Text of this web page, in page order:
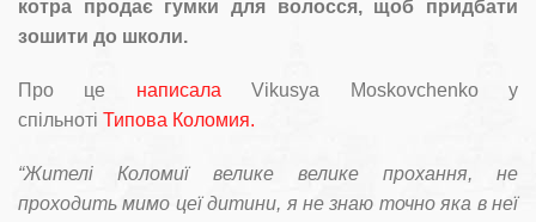
котра продає гумки для волосся, щоб придбати
зошити до школи.
Про це написала Vikusya Moskovchenko у
спільноті Типова Коломия.
“Жителі Коломиї велике велике прохання, не
проходить мимо цеї дитини, я не знаю точно яка в неї